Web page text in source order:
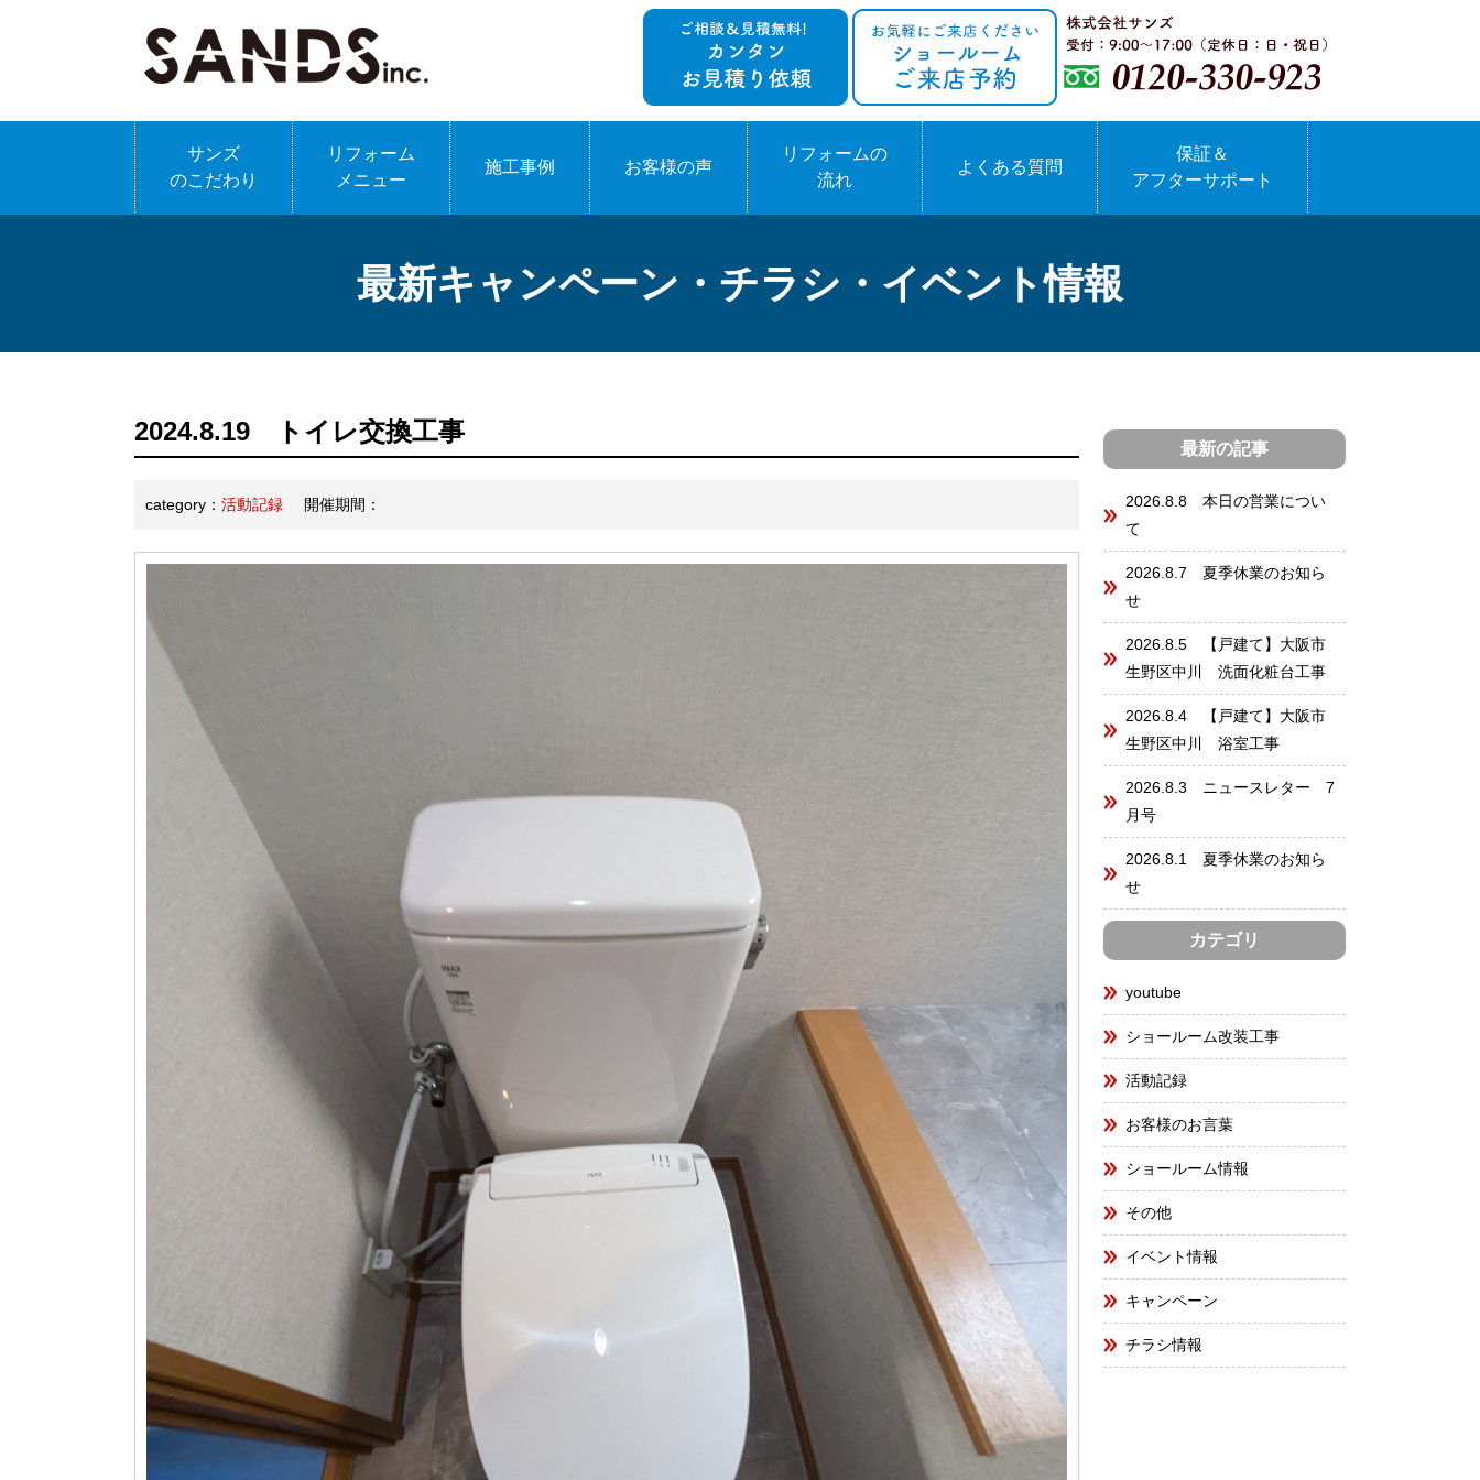
サンズ
のこだわり
リフォーム
メニュー
施工事例 お客様の声
リフォームの
流れ
よくある質問
保証＆
アフターサポート
最新キャンペーン・チラシ・イベント情報
2024.8.19 トイレ交換工事
category： 活動記録 開催期間：
最新の記事
2026.8.8 本日の営業につい
て
2026.8.7 夏季休業のお知ら
せ
2026.8.5 【戸建て】大阪市
生野区中川 洗面化粧台工事
2026.8.4 【戸建て】大阪市
生野区中川 浴室工事
2026.8.3 ニュースレター 7
月号
2026.8.1 夏季休業のお知ら
せ
カテゴリ
youtube
ショールーム改装工事
活動記録
お客様のお言葉
ショールーム情報
その他
イベント情報
キャンペーン
チラシ情報